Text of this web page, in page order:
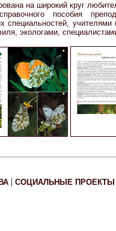
на широкий круг
пособия
специальностей,
экологами,
| СОЦИАЛЬНЫЕ ПРОЕКТЫ